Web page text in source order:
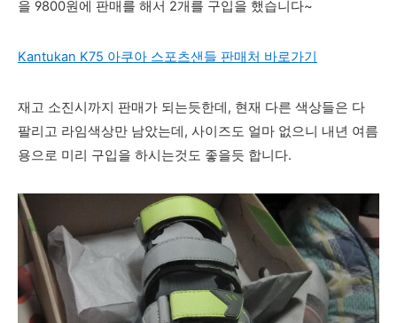
을 9800원에 판매를 해서 2개를 구입을 했습니다~
Kantukan K75 아쿠아 스포츠샌들 판매처 바로가기
재고 소진시까지 판매가 되는듯한데, 현재 다른 색상들은 다
팔리고 라임색상만 남았는데, 사이즈도 얼마 없으니 내년 여름
용으로 미리 구입을 하시는것도 좋을듯 합니다.